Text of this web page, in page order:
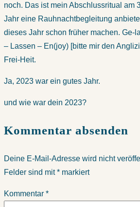
noch. Das ist mein Abschlussritual am
Jahr eine Rauhnachtbegleitung
dieses Jahr schon früher machen. Ge-
– Lassen – En(joy) [bitte mir den
Frei-Heit.
Ja, 2023 war ein gutes Jahr.
und wie war dein 2023?
Kommentar absenden
Deine E-Mail-Adresse wird nicht
Felder sind mit* markiert
Kommentar *